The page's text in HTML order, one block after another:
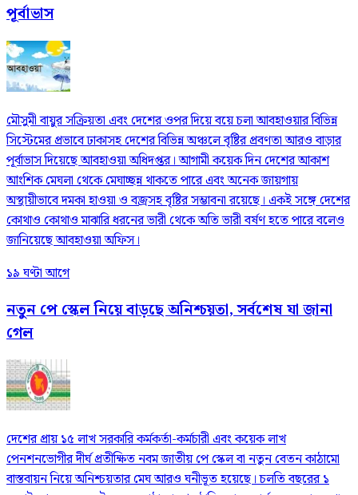
পূর্বাভাস
মৌসুমী বায়ুর সক্রিয়তা এবং দেশের ওপর দিয়ে বয়ে চলা আবহাওয়ার বিভিন্ন
সিস্টেমের প্রভাবে ঢাকাসহ দেশের বিভিন্ন অঞ্চলে বৃষ্টির প্রবণতা আরও বাড়ার
পূর্বাভাস দিয়েছে আবহাওয়া অধিদপ্তর। আগামী কয়েক দিন দেশের আকাশ
আংশিক মেঘলা থেকে মেঘাচ্ছন্ন থাকতে পারে এবং অনেক জায়গায়
অস্থায়ীভাবে দমকা হাওয়া ও বজ্রসহ বৃষ্টির সম্ভাবনা রয়েছে। একই সঙ্গে দেশের
কোথাও কোথাও মাঝারি ধরনের ভারী থেকে অতি ভারী বর্ষণ হতে পারে বলেও
জানিয়েছে আবহাওয়া অফিস।
১৯ ঘণ্টা আগে
নতুন পে স্কেল নিয়ে বাড়ছে অনিশ্চয়তা, সর্বশেষ যা জানা
গেল
দেশের প্রায় ১৫ লাখ সরকারি কর্মকর্তা-কর্মচারী এবং কয়েক লাখ
পেনশনভোগীর দীর্ঘ প্রতীক্ষিত নবম জাতীয় পে স্কেল বা নতুন বেতন কাঠামো
বাস্তবায়ন নিয়ে অনিশ্চয়তার মেঘ আরও ঘনীভূত হয়েছে। চলতি বছরের ১